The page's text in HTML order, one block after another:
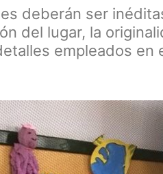
deberán ser
del lugar, la
empleados en